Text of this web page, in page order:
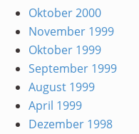
Oktober 2000
November 1999
Oktober 1999
September 1999
August 1999
April 1999
Dezember 1998